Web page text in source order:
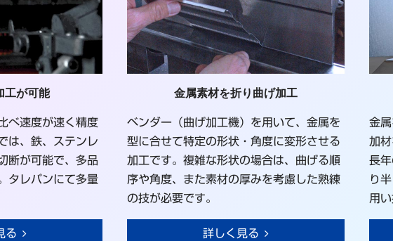
工が可能
べ速度が速く精度
は、鉄、ステンレ
断が可能で、多品
タレパンにて多量
る
金属素材を折り曲げ加工
ベンダー（曲げ加工機）を用いて、金属を
型に合せて特定の形状・角度に変形させる
加工です。複雑な形状の場合は、曲げる順
序や角度、また素材の厚みを考慮した熟練
の技が必要です。
詳しく見る
金
加
長
り
用